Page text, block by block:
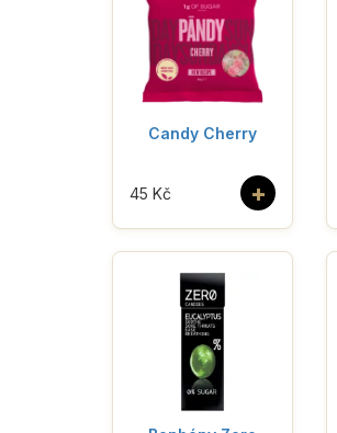
Candy Cherry
+
45 Kč